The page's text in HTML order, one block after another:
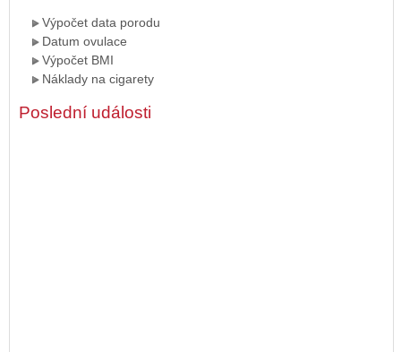
Výpočet data porodu
Datum ovulace
Výpočet BMI
Náklady na cigarety
Poslední události